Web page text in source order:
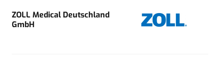
ZOLL Medical Deutschland
GmbH